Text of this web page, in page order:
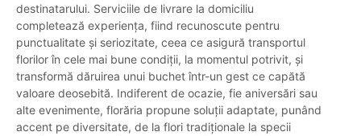
destinatarului. Serviciile de livrare la domiciliu
completează experiența, fiind recunoscute pentru
punctualitate și seriozitate, ceea ce asigură transportul
florilor în cele mai bune condiții, la momentul potrivit, și
transformă dăruirea unui buchet într-un gest ce capătă
valoare deosebită. Indiferent de ocazie, fie aniversări sau
alte evenimente, florăria propune soluții adaptate, punând
accent pe diversitate, de la flori tradiționale la specii